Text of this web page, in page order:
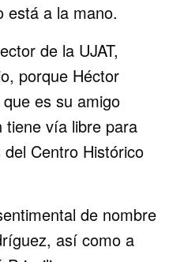
está a la mano.
de la UJAT,
porque Héctor
es su amigo
tiene vía libre para
Centro Histórico
de nombre
así como a